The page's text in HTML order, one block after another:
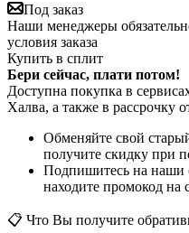
Под заказ
Наши менеджеры
условия заказа
Купить в сплит
Бери сейчас, плати потом!
Доступна покупка в
Халва, а также в рассрочку
Обменяйте свой
получите скидку при
Подпишитесь на наши
находите промокод на
📋 Что Вы получите